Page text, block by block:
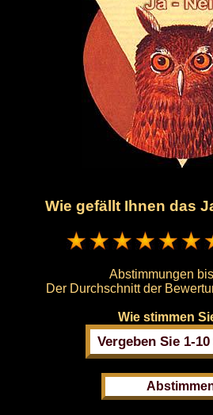
Wie gefällt Ihnen das
Abstimmungen
Der Durchschnitt der
Wie stimmen